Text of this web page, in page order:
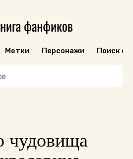
Метки Персонажи Поиск
чудовища